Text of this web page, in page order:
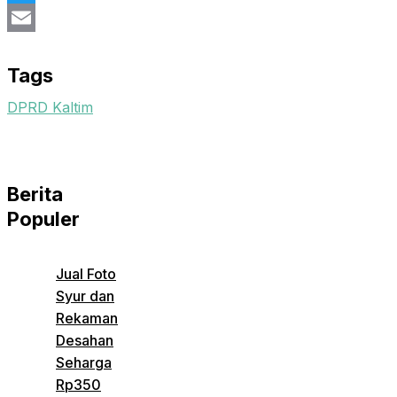
Twitter
Tags
DPRD Kaltim
Berita
Populer
Jual Foto
Syur dan
Rekaman
Desahan
Seharga
Rp350